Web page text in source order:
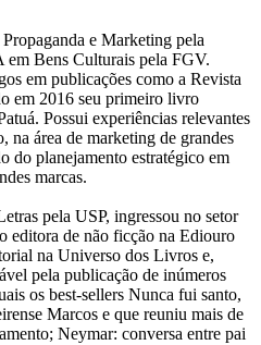
e Marketing pela
em Bens Culturais pela FGV.
em publicações como a Revista
em 2016 seu primeiro livro
Possui experiências relevantes
na área de marketing de grandes
do planejamento estratégico em
marcas.
pela USP, ingressou no setor
editora de não ficção na Ediouro
na Universo dos Livros e,
pela publicação de inúmeros
os best-sellers Nunca fui santo,
Marcos e que reuniu mais de
Neymar: conversa entre pai